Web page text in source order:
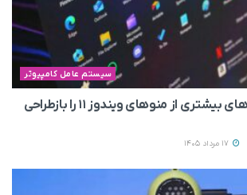
سیستم عامل کامپیوتر
مایکروسافت بخش‌های بیشتری از منوهای ویندوز ۱۱ را بازطراحی